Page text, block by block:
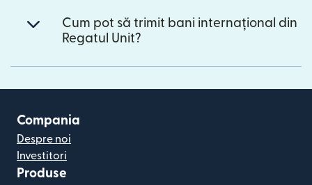
Cum pot să trimit bani internațional din
Regatul Unit?
Compania
Despre noi
Investitori
Produse